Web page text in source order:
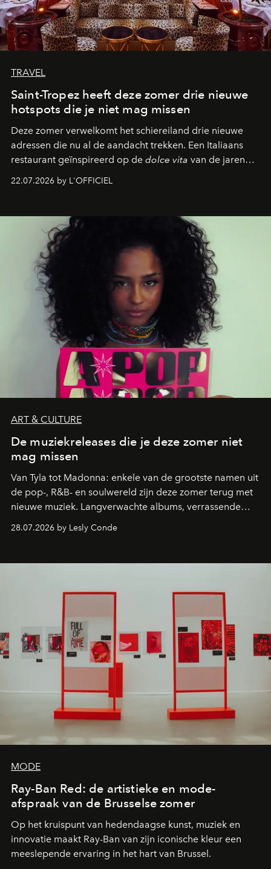
TRAVEL
Saint-Tropez heeft deze zomer drie nieuwe
hotspots die je niet mag missen
Deze zomer verwelkomt het schiereiland drie nieuwe
adressen die nu al de aandacht trekken. Een Italiaans
restaurant geïnspireerd op de dolce vita van de jaren
zestig, een Japanse hotspot die na zonsondergang
verandert in een bruisende ontmoetingsplek en de
neerstrijkt in Saint-Tropez. Dit zijn de nieuwe adressen
die deze zomer de toon zetten, van lange lunches tot
zwoele nachten.
22.07.2026 by L'OFFICIEL
ART & CULTURE
De muziekreleases die je deze zomer niet
mag missen
Van Tyla tot Madonna: enkele van de grootste namen uit
de pop-, R&B- en soulwereld zijn deze zomer terug met
nieuwe muziek. Langverwachte albums, verrassende
comebacks en veelbelovende nieuwe projecten: dit zijn
de releases die je niet mag missen.
28.07.2026 by Lesly Conde
MODE
Ray-Ban Red: de artistieke en mode-
afspraak van de Brusselse zomer
Op het kruispunt van hedendaagse kunst, muziek en
innovatie maakt Ray-Ban van zijn iconische kleur een
meeslepende ervaring in het hart van Brussel.